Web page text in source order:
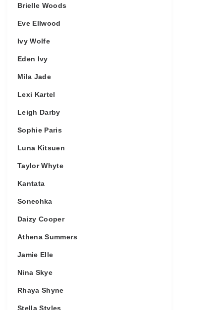
Brielle Woods
Eve Ellwood
Ivy Wolfe
Eden Ivy
Mila Jade
Lexi Kartel
Leigh Darby
Sophie Paris
Luna Kitsuen
Taylor Whyte
Kantata
Sonechka
Daizy Cooper
Athena Summers
Jamie Elle
Nina Skye
Rhaya Shyne
Stella Styles